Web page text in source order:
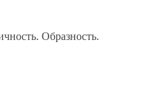
Образность.